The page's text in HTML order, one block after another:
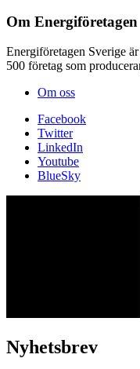
Om Energiföretagen
Energiföretagen Sverige
500 företag som
Om oss
Facebook
Twitter
LinkedIn
Youtube
BlueSky
Nyhetsbrev